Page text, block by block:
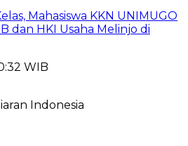
Mahasiswa KKN UNIMUGO
dan HKI Usaha Melinjo di
WIB
Indonesia